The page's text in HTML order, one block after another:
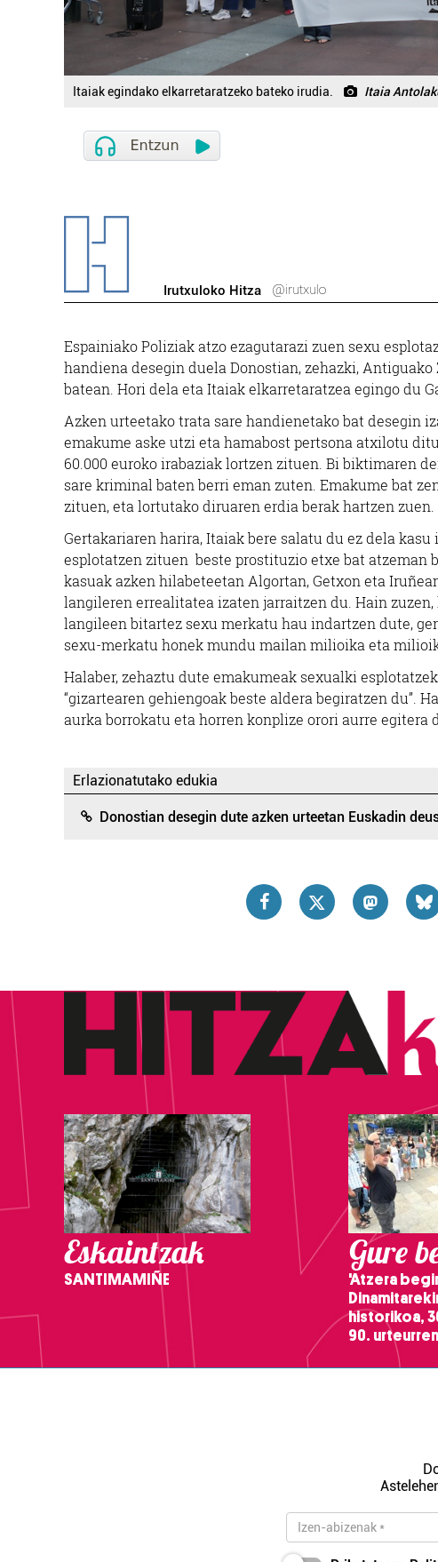
Itaiak egindako elkarretaratzeko bateko irudia. Itaia
Irutxuloko Hitza @irutxulo
Espainiako Poliziak atzo ezagutarazi zuen sexu
handiena desegin duela Donostian, zehazki,
batean. Hori dela eta Itaiak elkarretaratzea egingo du
Azken urteetako trata sare handienetako bat desegin
emakume aske utzi eta hamabost pertsona atxilotu
60.000 euroko irabaziak lortzen zituen. Bi biktimaren
sare kriminal baten berri eman zuten. Emakume bat
zituen, eta lortutako diruaren erdia berak hartzen zuen.
Gertakariaren harira, Itaiak bere salatu du ez dela
esplotatzen zituen beste prostituzio etxe bat atzeman
kasuak azken hilabeteetan Algortan, Getxon eta
langileren errealitatea izaten jarraitzen du. Hain
langileen bitartez sexu merkatu hau indartzen dute,
sexu-merkatu honek mundu mailan milioika eta
Halaber, zehaztu dute emakumeak sexualki
“gizartearen gehiengoak beste aldera begiratzen du”.
aurka borrokatu eta horren konplize orori aurre egitera
Erlazionatutako edukia
Donostian desegin dute azken urteetan Euskadin
Eskaintzak
SANTIMAMIÑE
Gure
'Atzera
historikoa,
90.